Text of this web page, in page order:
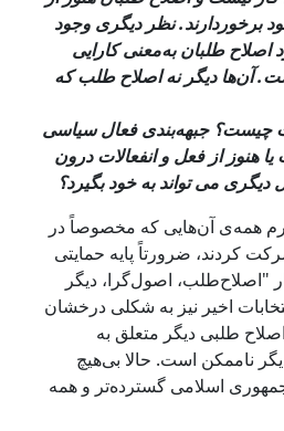
نظر دیگری وجود
طلبان به‌معنی کارایی
آن‌ها دیگر نه اصلاح طلب که
چیست؟ جبهه‌بندی فعال سیاسی
از فعل و انفعالات درون
می تواند به خود بگیرد؟
همه‌ی آن‌هایی که مخصوصاً در
کردند، ضرورتاً پایه حمایتی
"اصلاح‌طلب، اصول‌‌گرا، دیگر
اخیر نیز به شکلی درخشان
طلبی دیگر متعلق به
ناممکن است. حالا بی‌هیچ
اسلامی گسترده‌تر و همه